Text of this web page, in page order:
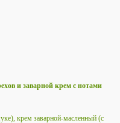
и заварной крем с нотами
крем заварной-масленный (с